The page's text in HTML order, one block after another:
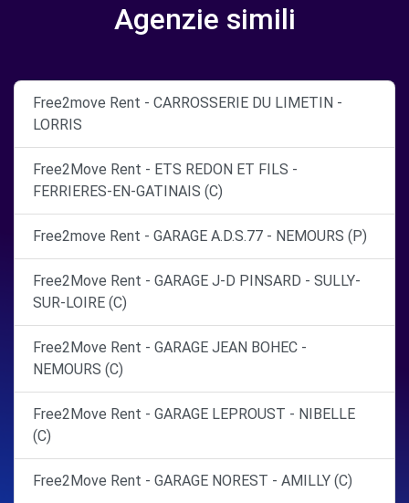
Agenzie simili
Free2move Rent - CARROSSERIE DU LIMETIN -
LORRIS
Free2Move Rent - ETS REDON ET FILS -
FERRIERES-EN-GATINAIS (C)
Free2move Rent - GARAGE A.D.S.77 - NEMOURS (P)
Free2Move Rent - GARAGE J-D PINSARD - SULLY-
SUR-LOIRE (C)
Free2Move Rent - GARAGE JEAN BOHEC -
NEMOURS (C)
Free2Move Rent - GARAGE LEPROUST - NIBELLE
(C)
Free2Move Rent - GARAGE NOREST - AMILLY (C)